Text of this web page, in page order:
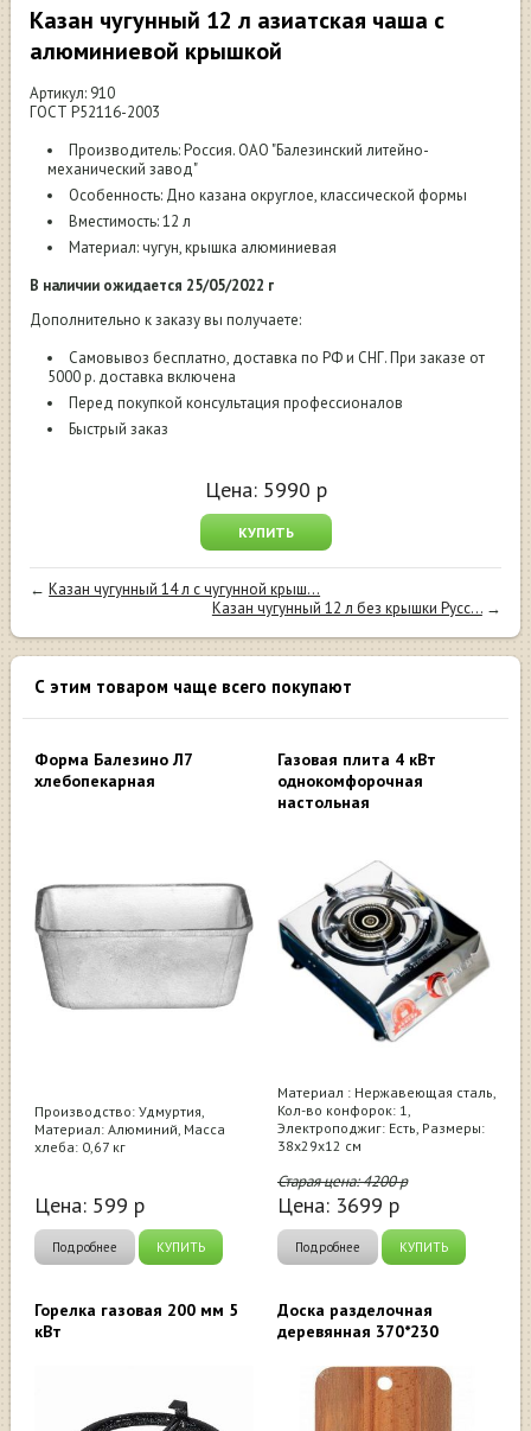
Казан чугунный 12 л азиатская чаша с
алюминиевой крышкой
Артикул: 910
ГОСТ Р52116-2003
Производитель: Россия. ОАО "Балезинский литейно-
механический завод"
Особенность: Дно казана округлое, классической формы
Вместимость: 12 л
Материал: чугун, крышка алюминиевая
В наличии ожидается 25/05/2022 г
Дополнительно к заказу вы получаете:
Самовывоз бесплатно, доставка по РФ и СНГ. При заказе от
5000 р. доставка включена
Перед покупкой консультация профессионалов
Быстрый заказ
Цена: 5990 р
КУПИТЬ
←Казан чугунный 14 л с чугунной крыш...
Казан чугунный 12 л без крышки Русс...→
С этим товаром чаще всего покупают
Форма Балезино Л7
хлебопекарная
Производство: Удмуртия,
Материал: Алюминий, Масса
хлеба: 0,67 кг
Цена: 599 р
Подробнее КУПИТЬ
Газовая плита 4 кВт
однокомфорочная
настольная
Материал : Нержавеющая сталь,
Кол-во конфорок: 1,
Электроподжиг: Есть, Размеры:
38х29х12 см
Старая цена:4200р
Цена: 3699 р
Подробнее КУПИТЬ
Горелка газовая 200 мм 5
кВт
Доска разделочная
деревянная 370*230